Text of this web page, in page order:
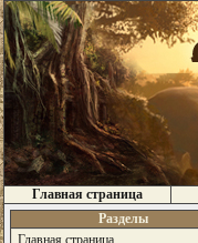
Главная страница
Разделы
Главная страница